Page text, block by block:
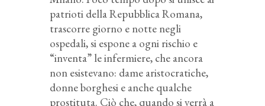
patrioti della Repubblica Romana,
trascorre giorno e notte negli
ospedali, si espone a ogni rischio e
“inventa” le infermiere, che ancora
non esistevano: dame aristocratiche,
donne borghesi e anche qualche
prostituta. Ciò che, quando si verrà a